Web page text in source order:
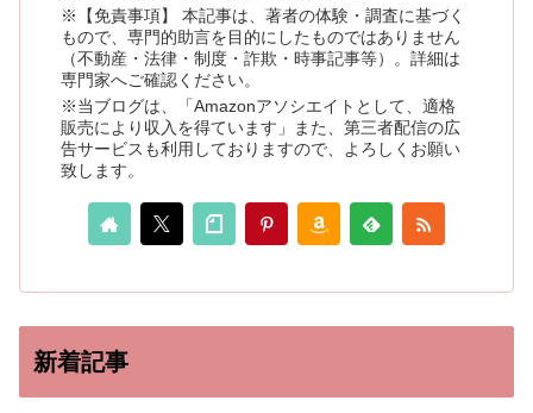
※【免責事項】 本記事は、著者の体験・調査に基づく
もので、専門的助言を目的にしたものではありません
（不動産・法律・制度・詐欺・時事記事等）。詳細は
専門家へご確認ください。
※当ブログは、「Amazonアソシエイトとして、適格
販売により収入を得ています」また、第三者配信の広
告サービスも利用しておりますので、よろしくお願い
致します。
新着記事